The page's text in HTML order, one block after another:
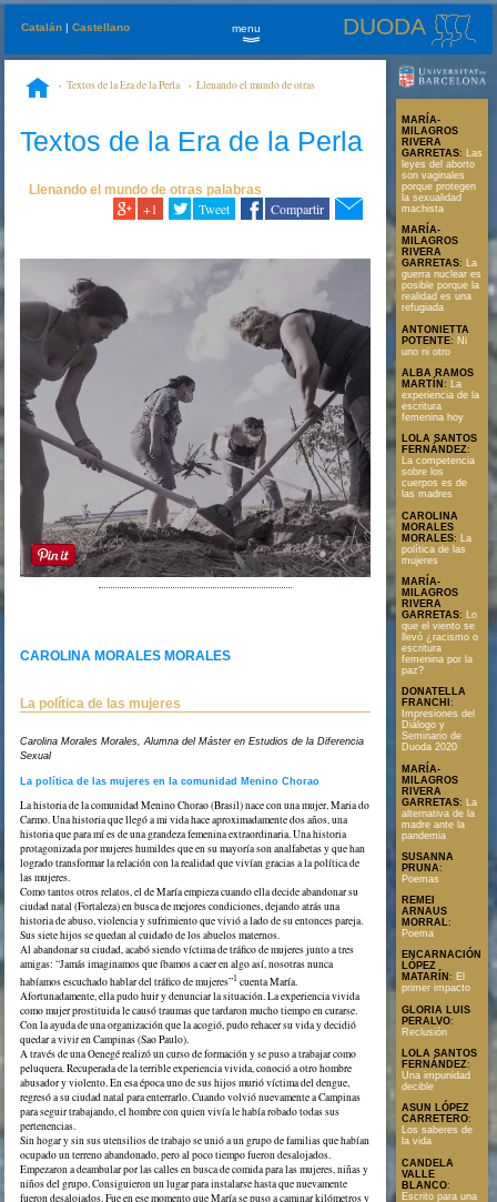
Catalán |Castellano DUODA
menu
»
Textos de la Era de la Perla
Llenando el mundo de otras
Textos de la Era de la Perla
Llenando el mundo de otras palabras
+1 Tweet Compartir
CAROLINA MORALES MORALES
La política de las mujeres
Carolina Morales Morales, Alumna del Máster en Estudios de la Diferencia
Sexual
La política de las mujeres en la comunidad Menino Chorao
La historia de la comunidad Menino Chorao (Brasil) nace con una mujer, Maria do
Carmo. Una historia que llegó a mi vida hace aproximadamente dos años, una
historia que para mí es de una grandeza femenina extraordinaria. Una historia
protagonizada por mujeres humildes que en su mayoría son analfabetas y que han
logrado transformar la relación con la realidad que vivían gracias a la política de
las mujeres.
Como tantos otros relatos, el de María empieza cuando ella decide abandonar su
ciudad natal (Fortaleza) en busca de mejores condiciones, dejando atrás una
historia de abuso, violencia y sufrimiento que vivió a lado de su entonces pareja.
Sus siete hijos se quedan al cuidado de los abuelos maternos.
Al abandonar su ciudad, acabó siendo víctima de tráfico de mujeres junto a tres
amigas: “Jamás imaginamos que íbamos a caer en algo así, nosotras nunca
habíamos escuchado hablar del tráfico de mujeres”1 cuenta María.
Afortunadamente, ella pudo huir y denunciar la situación. La experiencia vivida
como mujer prostituida le causó traumas que tardaron mucho tiempo en curarse.
Con la ayuda de una organización que la acogió, pudo rehacer su vida y decidió
quedar a vivir en Campinas (Sao Paulo).
A través de una Oenegé realizó un curso de formación y se puso a trabajar como
peluquera. Recuperada de la terrible experiencia vivida, conoció a otro hombre
abusador y violento. En esa época uno de sus hijos murió víctima del dengue,
regresó a su ciudad natal para enterrarlo. Cuando volvió nuevamente a Campinas
para seguir trabajando, el hombre con quien vivía le había robado todas sus
pertenencias.
Sin hogar y sin sus utensilios de trabajo se unió a un grupo de familias que habían
ocupado un terreno abandonado, pero al poco tiempo fueron desalojados.
Empezaron a deambular por las calles en busca de comida para las mujeres, niñas y
niños del grupo. Consiguieron un lugar para instalarse hasta que nuevamente
fueron desalojados. Fue en ese momento que María se puso a caminar kilómetros y
MARÍA-
MILAGROS
RIVERA
GARRETAS: Las
leyes del aborto
son vaginales
porque protegen
la sexualidad
machista
MARÍA-
MILAGROS
RIVERA
GARRETAS: La
guerra nuclear es
posible porque la
realidad es una
refugiada
ANTONIETTA
POTENTE: Ni
uno ni otro
ALBA RAMOS
MARTÍN : La
experiencia de la
escritura
femenina hoy
LOLA SANTOS
FERNÁNDEZ:
La competencia
sobre los
cuerpos es de
las madres
CAROLINA
MORALES
MORALES:
La
política de las
mujeres
MARÍA-
MILAGROS
RIVERA
GARRETAS:
Lo
que el viento se
llevó ¿racismo o
escritura
femenina por la
paz?
DONATELLA
FRANCHI :
Impresiones del
Diálogo y
Seminario de
Duoda 2020
MARÍA-
MILAGROS
RIVERA
GARRETAS:
La
alternativa de la
madre ante la
pandemia
SUSANNA
PRUNA:
Poemas
REMEI
ARNAUS
MORRAL:
Poema
ENCARNACIÓN
LÓPEZ
MATARÍN : El
primer impacto
GLORIA LUIS
PERALVO:
Reclusión
LOLA SANTOS
FERNÁNDEZ:
Una impunidad
decible
ASUN LÓPEZ
CARRETERO:
Los saberes de
la vida
CANDELA
VALLE
BLANCO:
Escrito para una